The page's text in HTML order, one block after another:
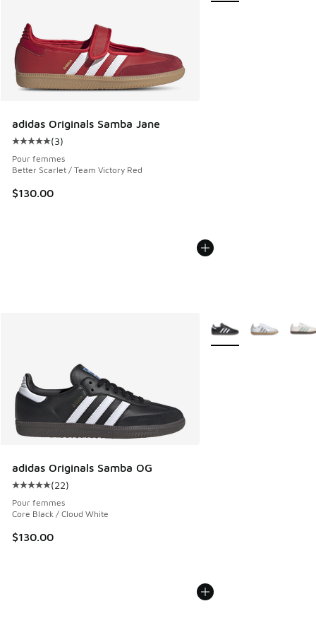
adidas Originals Samba Jane
Cote moyenne du client - [5 sur 5 étoiles], 3 commentaires
(3)
Pour femmes
Better Scarlet / Team Victory Red
$130.00
adidas Originals Samba OG
Cote moyenne du client - [5 sur 5 étoiles], 22
(22)
Pour femmes
Core Black / Cloud White
$130.00
Plus de couleurs